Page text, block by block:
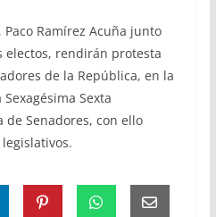
Paco Ramírez Acuña junto
electos, rendirán protesta
de la República, en la
Sexta
de Senadores, con ello